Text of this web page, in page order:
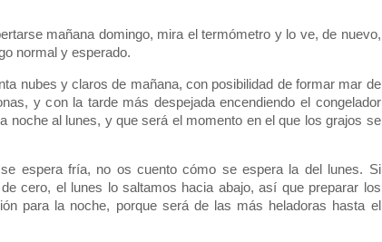
mañana domingo, mira el termómetro y lo ve, de nuevo,
normal y esperado.
nubes y claros de mañana, con posibilidad de formar mar de
y con la tarde más despejada encendiendo el congelador
noche al lunes, y que será el momento en el que los grajos se
espera fría, no os cuento cómo se espera la del lunes. Si
cero, el lunes lo saltamos hacia abajo, así que preparar los
para la noche, porque será de las más heladoras hasta el